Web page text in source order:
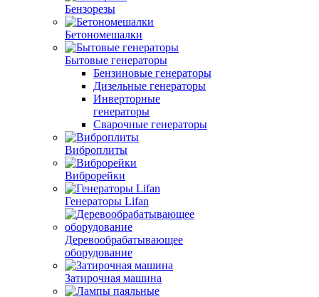
Бензорезы
Бетономешалки
Бытовые генераторы
Бензиновые генераторы
Дизельные генераторы
Инверторные
генераторы
Сварочные генераторы
Виброплиты
Виброрейки
Генераторы Lifan
Деревообрабатывающее
оборудование
Затирочная машина